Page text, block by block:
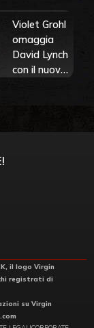
Violet Grohl
omaggia
David Lynch
con il nuovo
Without
il logo Virgin
registrati di
su Virgin